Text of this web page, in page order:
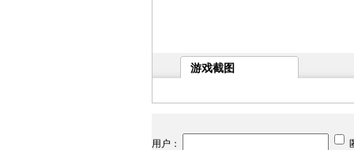
游戏截图
用户：